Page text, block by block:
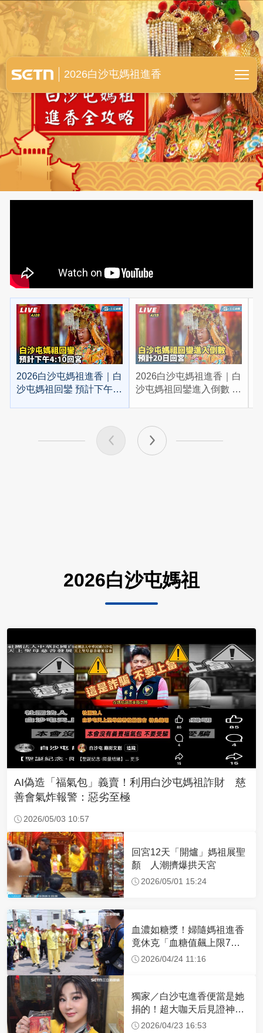
白沙屯媽祖進香全紀錄
2026白沙屯媽祖進香
2026白沙屯媽祖進香｜白
沙屯媽祖回鑾 預計下午
2026白沙屯媽祖進香｜白
沙屯媽祖回鑾進入倒數 預
2026白沙屯媽祖
AI偽造「福氣包」義賣！利用白沙屯媽祖詐財 慈
善會氣炸報警：惡劣至極
2026/05/03 10:57
回宮12天「開爐」媽祖展聖
顏 人潮擠爆拱天宮
2026/05/01 15:24
血濃如糖漿！婦隨媽祖進香
竟休克「血糖值飆上限7
倍」 醫曝原因
2026/04/24 11:16
獨家／白沙屯進香便當是她
捐的！超大咖天后見證神
蹟 一靠近媽祖就爆哭
2026/04/23 16:53